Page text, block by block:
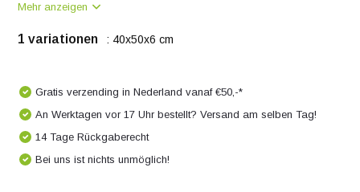
Mehr anzeigen
1 variationen : 40x50x6 cm
Gratis verzending in Nederland vanaf €50,-*
An Werktagen vor 17 Uhr bestellt? Versand am selben Tag!
14 Tage Rückgaberecht
Bei uns ist nichts unmöglich!